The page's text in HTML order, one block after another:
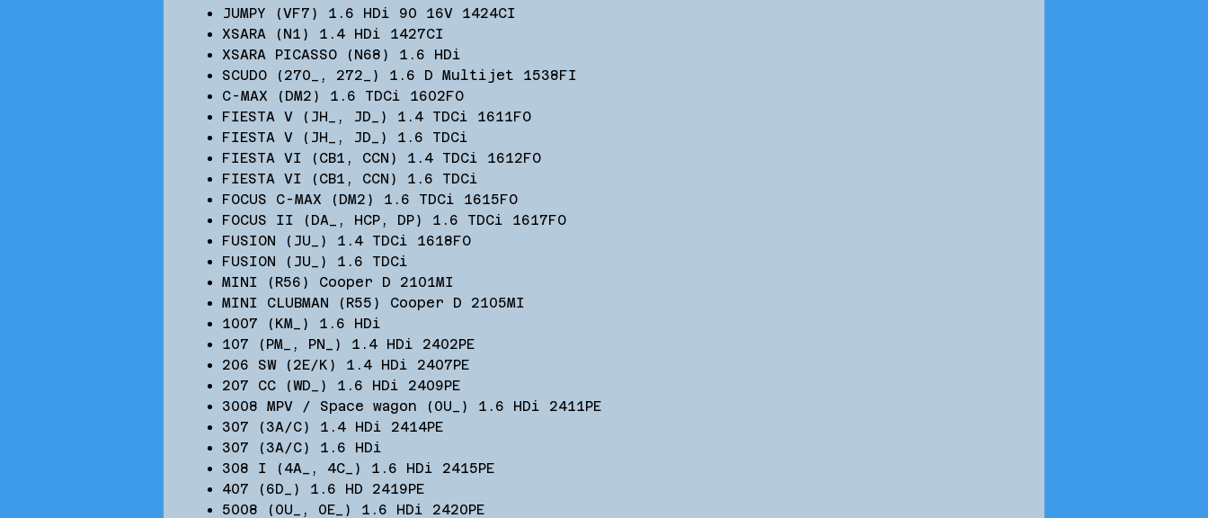
JUMPY (VF7) 1.6 HDi 90 16V 1424CI
XSARA (N1) 1.4 HDi 1427CI
XSARA PICASSO (N68) 1.6 HDi
SCUDO (270_, 272_) 1.6 D Multijet 1538FI
C-MAX (DM2) 1.6 TDCi 1602FO
FIESTA V (JH_, JD_) 1.4 TDCi 1611FO
FIESTA V (JH_, JD_) 1.6 TDCi
FIESTA VI (CB1, CCN) 1.4 TDCi 1612FO
FIESTA VI (CB1, CCN) 1.6 TDCi
FOCUS C-MAX (DM2) 1.6 TDCi 1615FO
FOCUS II (DA_, HCP, DP) 1.6 TDCi 1617FO
FUSION (JU_) 1.4 TDCi 1618FO
FUSION (JU_) 1.6 TDCi
MINI (R56) Cooper D 2101MI
MINI CLUBMAN (R55) Cooper D 2105MI
1007 (KM_) 1.6 HDi
107 (PM_, PN_) 1.4 HDi 2402PE
206 SW (2E/K) 1.4 HDi 2407PE
207 CC (WD_) 1.6 HDi 2409PE
3008 MPV / Space wagon (0U_) 1.6 HDi 2411PE
307 (3A/C) 1.4 HDi 2414PE
307 (3A/C) 1.6 HDi
308 I (4A_, 4C_) 1.6 HDi 2415PE
407 (6D_) 1.6 HD 2419PE
5008 (0U_, 0E_) 1.6 HDi 2420PE